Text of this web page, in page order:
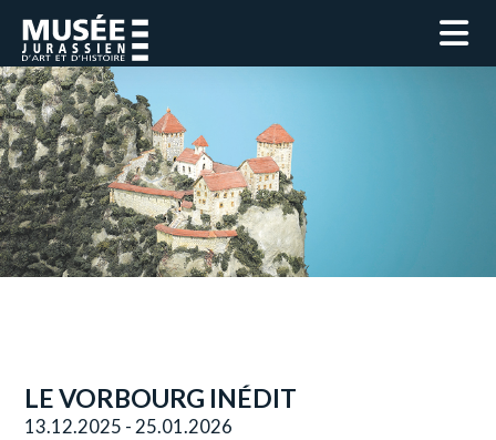
LE VORBOURG INÉDIT
13.12.2025 - 25.01.2026